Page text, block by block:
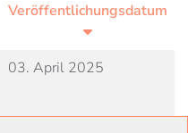
Veröffentlichungsdatum
03. April 2025